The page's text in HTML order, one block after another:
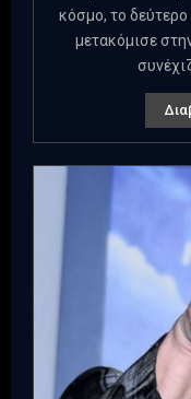
κόσμο, το
μετακόμισε